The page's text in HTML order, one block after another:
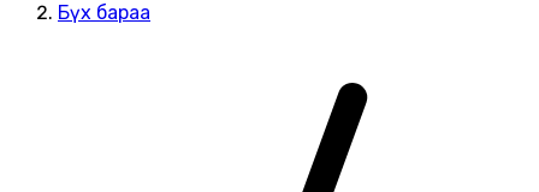
Бүх бараа